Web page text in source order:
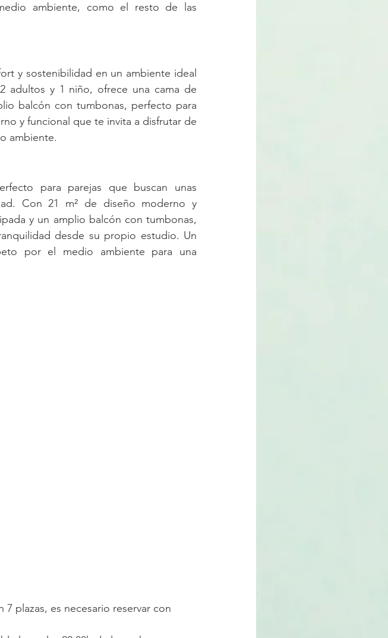
ambiente, como el resto de las
y sostenibilidad en un ambiente ideal
adultos y 1 niño, ofrece una cama de
balcón con tumbonas, perfecto para
y funcional que te invita a disfrutar de
ambiente.
para parejas que buscan unas
Con 21 m² de diseño moderno y
y un amplio balcón con tumbonas,
desde su propio estudio. Un
por el medio ambiente para una
plazas, es necesario reservar con